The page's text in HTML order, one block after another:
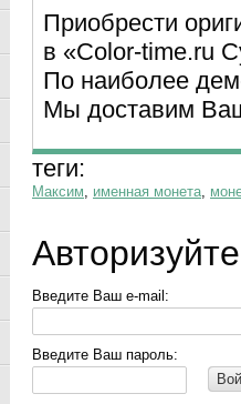
Приобрести
в «Color-time.ru
По наиболее
Мы доставим
теги:
Максим, именная монета,
Введите Ваш e-mail:
Введите Ваш пароль: